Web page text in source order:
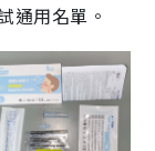
通用名單。